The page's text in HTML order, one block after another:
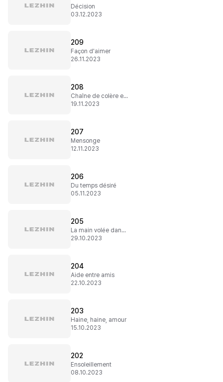
Décision
03.12.2023
209
Façon d'aimer
26.11.2023
208
Chaîne de colère et de tristesse
19.11.2023
207
Mensonge
12.11.2023
206
Du temps désiré
05.11.2023
205
La main volée dans sa main
29.10.2023
204
Aide entre amis
22.10.2023
203
Haine, haine, amour
15.10.2023
202
Ensoleillement
08.10.2023